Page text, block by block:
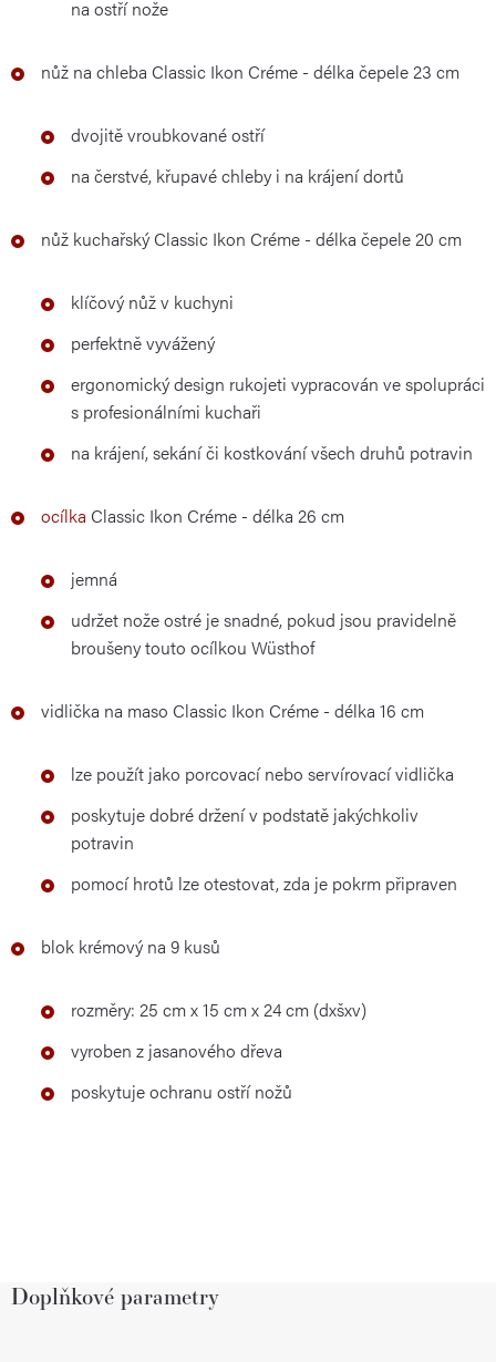
na ostří nože
nůž na chleba Classic Ikon Créme - délka čepele 23 cm
dvojitě vroubkované ostří
na čerstvé, křupavé chleby i na krájení dortů
nůž kuchařský Classic Ikon Créme - délka čepele 20 cm
klíčový nůž v kuchyni
perfektně vyvážený
ergonomický design rukojeti vypracován ve spolupráci
s profesionálními kuchaři
na krájení, sekání či kostkování všech druhů potravin
ocílka Classic Ikon Créme - délka 26 cm
jemná
udržet nože ostré je snadné, pokud jsou pravidelně
broušeny touto ocílkou Wüsthof
vidlička na maso Classic Ikon Créme - délka 16 cm
lze použít jako porcovací nebo servírovací vidlička
poskytuje dobré držení v podstatě jakýchkoliv
potravin
pomocí hrotů lze otestovat, zda je pokrm připraven
blok krémový na 9 kusů
rozměry: 25 cm x 15 cm x 24 cm (dxšxv)
vyroben z jasanového dřeva
poskytuje ochranu ostří nožů
Doplňkové parametry